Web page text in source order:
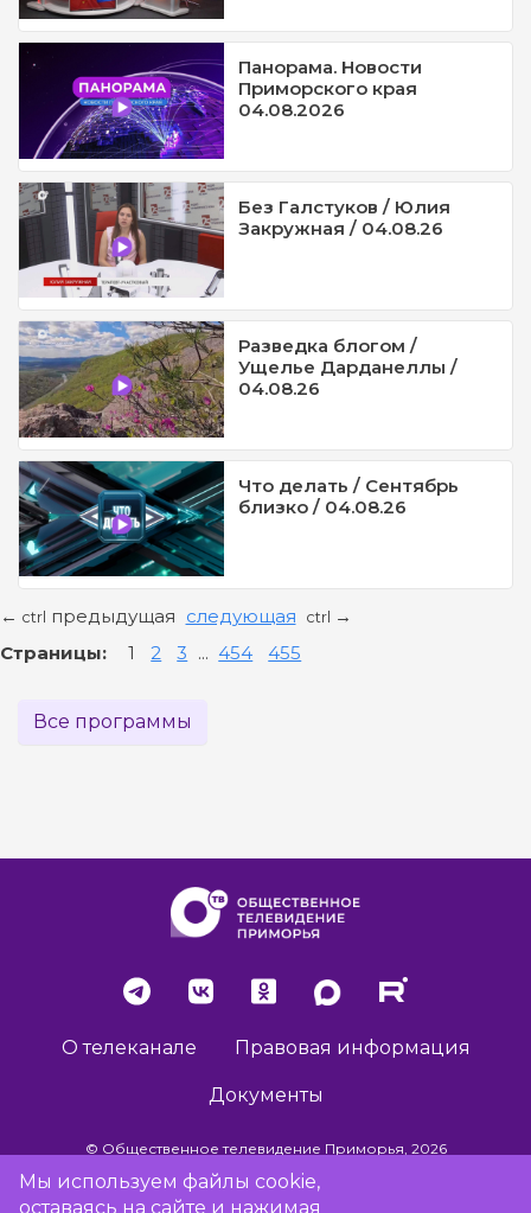
Панорама. Новости
Приморского края
04.08.2026
Без Галстуков / Юлия
Закружная / 04.08.26
Разведка блогом /
Ущелье Дарданеллы /
04.08.26
Что делать / Сентябрь
близко / 04.08.26
← ctrl предыдущая следующая ctrl →
Страницы: 1 2 3 ... 454 455
Все программы
О телеканале Правовая информация
Документы
© Общественное телевидение Приморья, 2026
Мы используем файлы cookie,
оставаясь на сайте и нажимая